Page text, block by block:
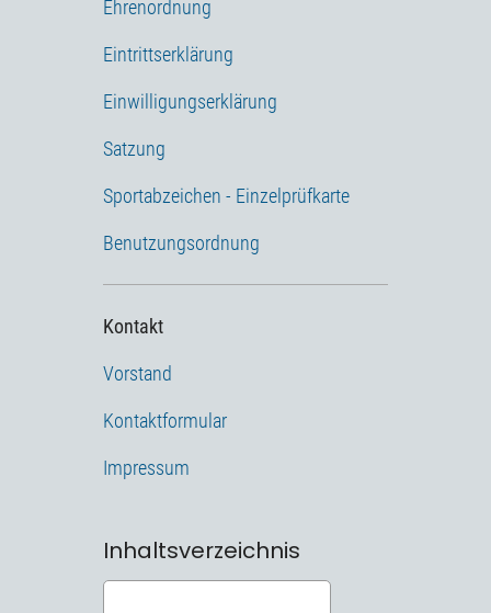
Ehrenordnung
Eintrittserklärung
Einwilligungserklärung
Satzung
Sportabzeichen - Einzelprüfkarte
Benutzungsordnung
Kontakt
Vorstand
Kontaktformular
Impressum
Inhaltsverzeichnis